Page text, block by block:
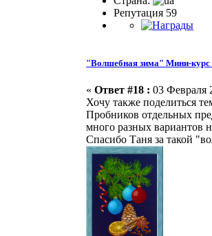
Репутация 59
"Волшебная зима" Мини-курс
« Ответ #18 : 03 Февраля
Хочу также поделиться
Пробников отдельных
много разных вариантов
Спасибо Таня за такой